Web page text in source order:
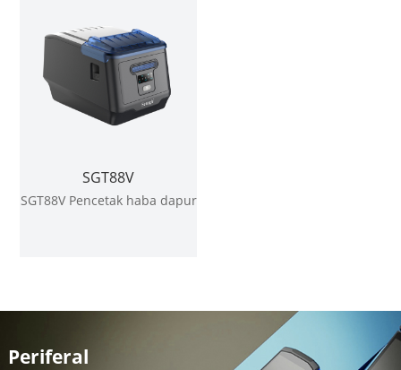
SGT88V
SGT88V Pencetak haba dapur
Periferal